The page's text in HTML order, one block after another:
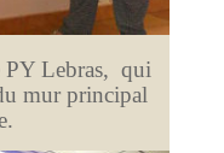
PY Lebras, qui
mur principal